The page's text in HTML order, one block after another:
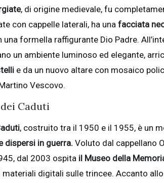
, di origine medievale, fu
con cappelle laterali, ha unafacciata
formella raffigurante Dio Padre.
un ambiente luminoso ed elegante,
e da un nuovo altare con mosaico
Vescovo.
Caduti
, costruito tra il 1950 e il 1955, è un
dispersi in guerra. Voluto dal cappellano
dal 2003 ospita il Museo della
digitali sulle trincee. Accanto